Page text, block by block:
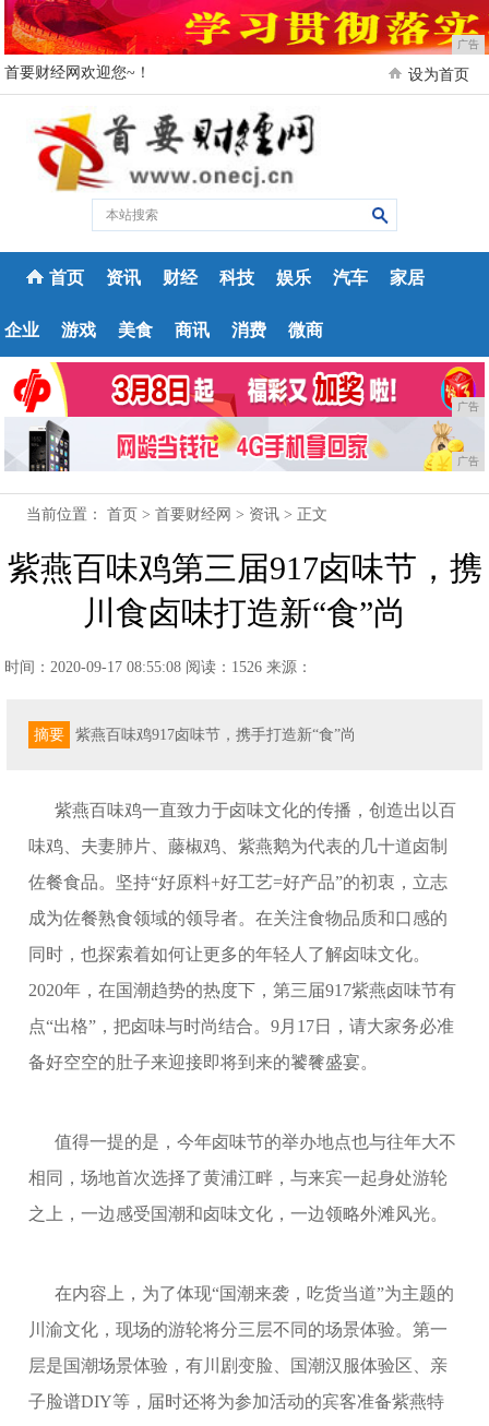
广告
首要财经网欢迎您~！ 设为首页
首页 资讯 财经 科技 娱乐 汽车 家居
企业 游戏 美食 商讯 消费 微商
广告
广告
当前位置：首页 >首要财经网 > 资讯 > 正文
紫燕百味鸡第三届917卤味节，携
川食卤味打造新“食”尚
时间：2020-09-17 08:55:08 阅读：1526 来源：
摘要 紫燕百味鸡917卤味节，携手打造新“食”尚
紫燕百味鸡一直致力于卤味文化的传播，创造出以百
味鸡、夫妻肺片、藤椒鸡、紫燕鹅为代表的几十道卤制
佐餐食品。 坚持“好原料+好工艺=好产品”的初衷，立志
成为佐餐熟食领域的领导者。在关注食物品质和口感的
同时，也探索着如何让更多的年轻人了解卤味文化。
2020年，在国潮趋势的热度下，第三届917紫燕卤味节有
点“出格”，把卤味与时尚结合。9月17日，请大家务必准
备好空空的肚子来迎接即将到来的饕餮盛宴。
值得一提的是，今年卤味节的举办地点也与往年大不
相同，场地首次选择了黄浦江畔，与来宾一起身处游轮
之上，一边感受国潮和卤味文化，一边领略外滩风光。
在内容上，为了体现“国潮来袭，吃货当道”为主题的
川渝文化，现场的游轮将分三层不同的场景体验。第一
层是国潮场景体验，有川剧变脸、国潮汉服体验区、亲
子脸谱DIY等，届时还将为参加活动的宾客准备紫燕特